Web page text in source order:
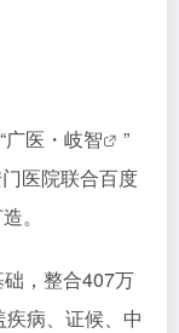
广医・岐智
”
医院联合百度
。
，整合407万
病、证候、中